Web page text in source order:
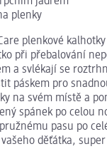
plenky
plenkové
při přebalování
a svlékají se
páskem pro
na svém místě a
spánek po celou
pasu po
děťátka,